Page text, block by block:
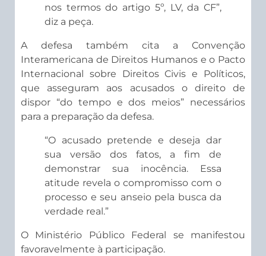
nos termos do artigo 5º, LV, da CF”,
diz a peça.
A defesa também cita a Convenção
Interamericana de Direitos Humanos e o Pacto
Internacional sobre Direitos Civis e Políticos,
que asseguram aos acusados o direito de
dispor “do tempo e dos meios” necessários
para a preparação da defesa.
“O acusado pretende e deseja dar
sua versão dos fatos, a fim de
demonstrar sua inocência. Essa
atitude revela o compromisso com o
processo e seu anseio pela busca da
verdade real.”
O Ministério Público Federal se manifestou
favoravelmente à participação.